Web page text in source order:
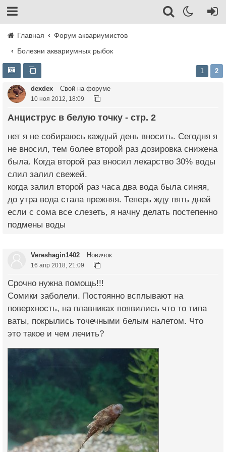
Главная
Форум аквариумистов
Болезни аквариумных рыбок
1 2
dexdex Свой на форуме
10 ноя 2012, 18:09
Анциструс в белую точку - стр. 2
нет я не собираюсь каждый день вносить. Сегодня я
не вносил, тем более второй раз дозировка снижена
была. Когда второй раз вносил лекарство 30% воды
слил залил свежей.
когда залил второй раз часа два вода была синяя,
до утра вода стала прежняя. Теперь жду пять дней
если с сома все слезеть, я начну делать постепенно
подмены воды
Vereshagin1402 Новичок
16 апр 2018, 21:09
Срочно нужна помощь!!!
Сомики заболели. Постоянно всплывают на
поверхность, на плавниках появились что то типа
ваты, покрылись точечными белым налетом. Что
это такое и чем лечить?